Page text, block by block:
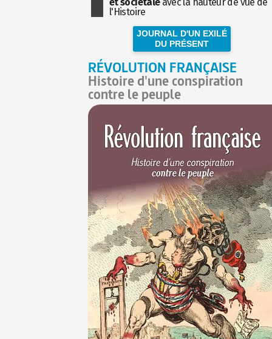
l'Histoire
JOURNAL D'UN EXILÉ
DU PRÉSENT
RÉVOLUTION FRANÇAISE
Histoire d'une conspiration
contre le peuple